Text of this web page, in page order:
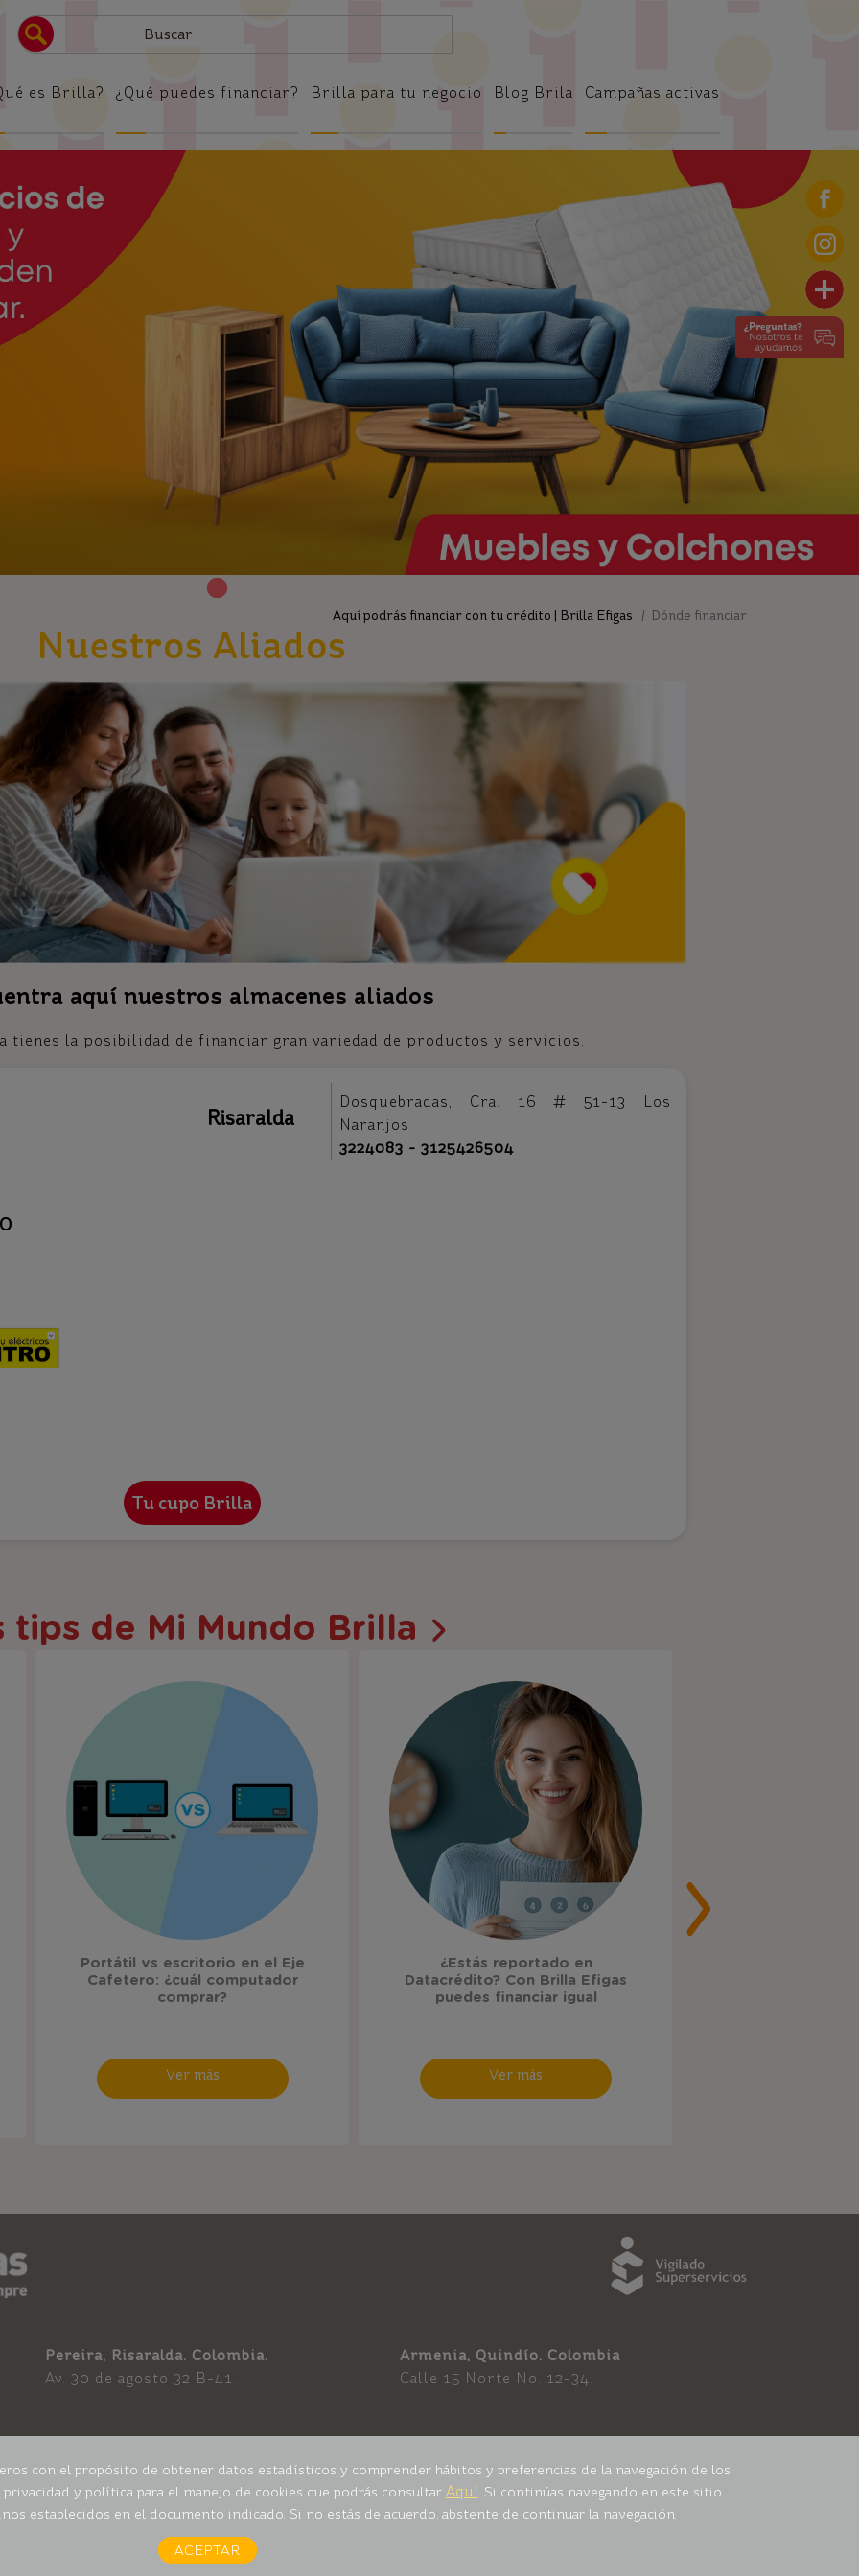
es Brilla? ¿Qué puedes financiar? Brilla para tu negocio Blog Brila Campañas activas
Brilla
Aquí podrás financiar con tu crédito | Brilla Efigas / Dónde financiar
Nuestros Aliados
aquí nuestros almacenes aliados
tienes la posibilidad de financiar gran variedad de productos y servicios.
Risaralda
Dosquebradas, Cra. 16 # 51-13 Los
Naranjos
3224083 - 3125426504
tips de Mi Mundo Brilla
Portátil vs escritorio en el Eje
Cafetero: ¿cuál computador
comprar?
Ver más
¿Estás reportado en
Datacrédito? Con Brilla Efigas
puedes financiar igual
Ver más
Pereira, Risaralda. Colombia.
Av. 30 de agosto 32 B-41.
Armenia, Quindí­o. Colombia
Calle 15 Norte No. 12-34.
© Todos Los Derechos Reservados - Brilla - Colombia
con el propósito de obtener datos estadísticos y comprender hábitos y preferencias de la navegación de los
y política para el manejo de cookies que podrás consultar Aquí. Si continúas navegando en este sitio
establecidos en el documento indicado. Si no estás de acuerdo, abstente de continuar la navegación.
ACEPTAR